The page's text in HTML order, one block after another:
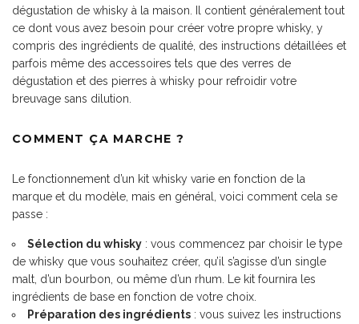
dégustation de whisky à la maison. Il contient généralement tout
ce dont vous avez besoin pour créer votre propre whisky, y
compris des ingrédients de qualité, des instructions détaillées et
parfois même des accessoires tels que des verres de
dégustation et des pierres à whisky pour refroidir votre
breuvage sans dilution.
COMMENT ÇA MARCHE ?
Le fonctionnement d’un kit whisky varie en fonction de la
marque et du modèle, mais en général, voici comment cela se
passe :
Sélection du whisky : vous commencez par choisir le type
de whisky que vous souhaitez créer, qu’il s’agisse d’un single
malt, d’un bourbon, ou même d’un rhum. Le kit fournira les
ingrédients de base en fonction de votre choix.
Préparation des ingrédients : vous suivez les instructions